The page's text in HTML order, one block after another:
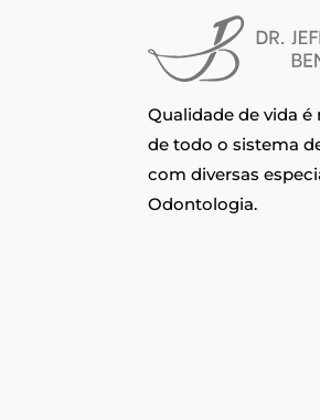
Qualidade de vida
de todo o sistema
com diversas
Odontologia.